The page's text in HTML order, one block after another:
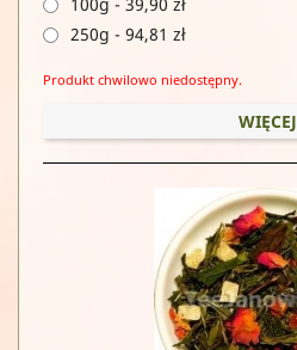
100g - 39,90 zł
250g - 94,81 zł
Produkt chwilowo niedostępny.
WIĘCEJ